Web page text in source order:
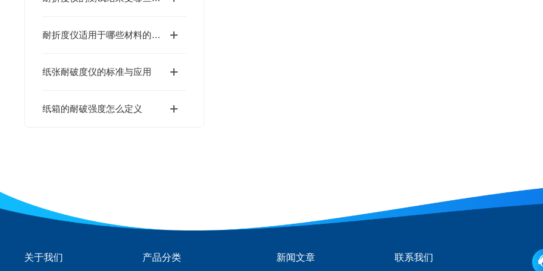
耐折度仪适用于哪些材料的耐折度测试？
纸张耐破度仪的标准与应用
纸箱的耐破强度怎么定义
关于我们 产品分类 新闻文章 联系我们